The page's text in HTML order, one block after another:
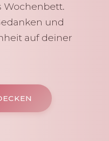
Wochenbett.
und
auf deiner